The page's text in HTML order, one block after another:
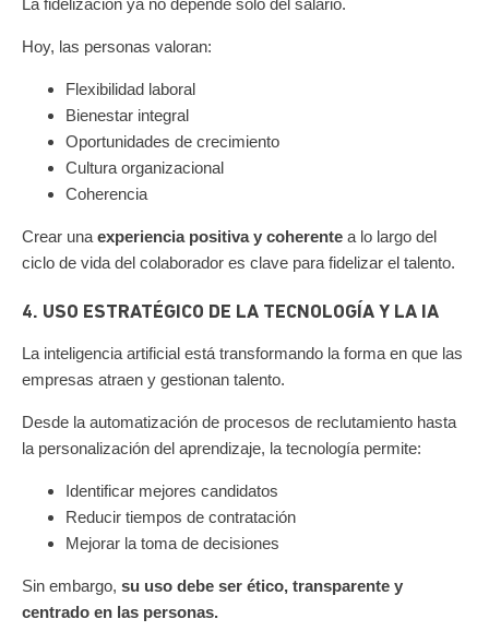
Hoy, las personas valoran:
Flexibilidad laboral
Bienestar integral
Oportunidades de crecimiento
Cultura organizacional
Coherencia
Crear una experiencia positiva y coherente a lo largo del
ciclo de vida del colaborador es clave para fidelizar el talento.
4. USO ESTRATÉGICO DE LA TECNOLOGÍA Y LA IA
La inteligencia artificial está transformando la forma en que las
empresas atraen y gestionan talento.
Desde la automatización de procesos de reclutamiento hasta
la personalización del aprendizaje, la tecnología permite:
Identificar mejores candidatos
Reducir tiempos de contratación
Mejorar la toma de decisiones
Sin embargo, su uso debe ser ético, transparente y
centrado en las personas.